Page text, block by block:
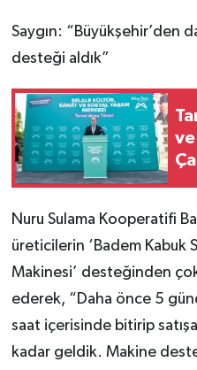
Saygın: “Büyükşehir’den
desteği aldık”
ve
Nuru Sulama Kooperatifi
üreticilerin ‘Badem Kabuk
Makinesi’ desteğinden
ederek, “Daha önce 5
saat içerisinde bitirip
kadar geldik. Makine